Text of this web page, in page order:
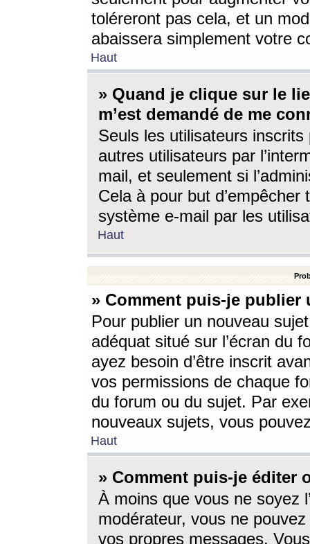
toléreront pas cela, et un
abaissera simplement votre
Haut
» Quand je clique sur le
m’est demandé de me
Seuls les utilisateurs
autres utilisateurs par
mail, et seulement si
Cela à pour but
système e-mail par les
Haut
» Comment puis-je
Pour publier un nouveau
adéquat situé sur l’écran du
ayez besoin d’être inscrit
vos permissions de chaque
du forum ou du sujet. Par
nouveaux sujets, vous
Haut
» Comment puis-je éditer
À moins que vous ne soyez
modérateur, vous ne
vos propres messages.